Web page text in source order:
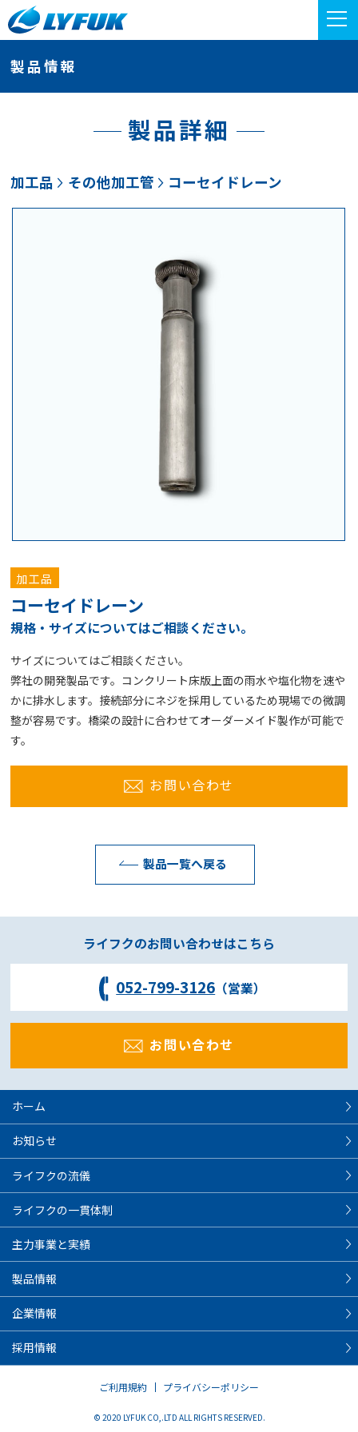
製品情報
製品詳細
加工品 その他加工管 コーセイドレーン
加工品
コーセイドレーン
規格・サイズについてはご相談ください。
サイズについてはご相談ください。
弊社の開発製品です。コンクリート床版上面の雨水や塩化物を速や
かに排水します。接続部分にネジを採用しているため現場での微調
整が容易です。橋梁の設計に合わせてオーダーメイド製作が可能で
す。
お問い合わせ
製品一覧へ戻る
ライフクのお問い合わせはこちら
052-799-3126 （営業）
お問い合わせ
ホーム
お知らせ
ライフクの流儀
ライフクの一貫体制
主力事業と実績
製品情報
企業情報
採用情報
ご利用規約 プライバシーポリシー
© 2020 LYFUK CO,.LTD ALL RIGHTS RESERVED.